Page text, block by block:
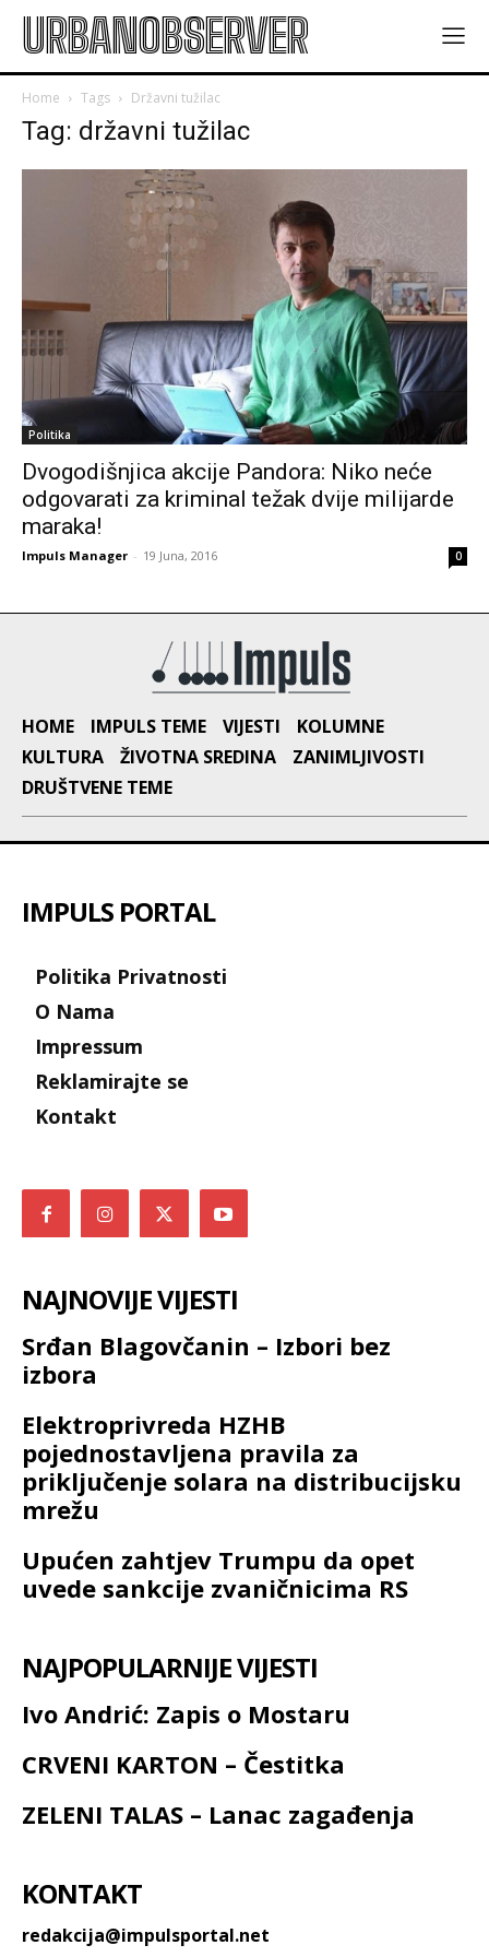
URBANOBSERVER
Home Tags Državni tužilac
Tag: državni tužilac
Politika
Dvogodišnjica akcije Pandora: Niko neće
odgovarati za kriminal težak dvije milijarde
maraka!
Impuls Manager - 19 Juna, 2016 0
HOME IMPULS TEME VIJESTI
KOLUMNE
KULTURA
ŽIVOTNA SREDINA
ZANIMLJIVOSTI
DRUŠTVENE TEME
IMPULS PORTAL
Politika Privatnosti
O Nama
Impressum
Reklamirajte se
Kontakt
NAJNOVIJE VIJESTI
Srđan Blagovčanin – Izbori bez
izbora
Elektroprivreda HZHB
pojednostavljena pravila za
priključenje solara na distribucijsku
mrežu
Upućen zahtjev Trumpu da opet
uvede sankcije zvaničnicima RS
NAJPOPULARNIJE VIJESTI
Ivo Andrić: Zapis o Mostaru
CRVENI KARTON – Čestitka
ZELENI TALAS – Lanac zagađenja
KONTAKT
redakcija@impulsportal.net